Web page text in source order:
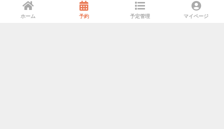
ホーム 予約 予定管理 マイページ